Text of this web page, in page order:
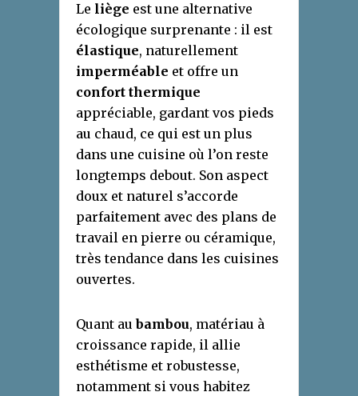
Le liège est une alternative
écologique surprenante : il est
élastique, naturellement
imperméable et offre un
confort thermique
appréciable, gardant vos pieds
au chaud, ce qui est un plus
dans une cuisine où l’on reste
longtemps debout. Son aspect
doux et naturel s’accorde
parfaitement avec des plans de
travail en pierre ou céramique,
très tendance dans les cuisines
ouvertes.
Quant aubambou, matériau à
croissance rapide, il allie
esthétisme et robustesse,
notamment si vous habitez